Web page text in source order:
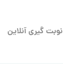
نوبت گیری آنلاین